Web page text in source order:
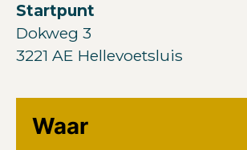
Startpunt
Dokweg 3
3221 AE Hellevoetsluis
Waar